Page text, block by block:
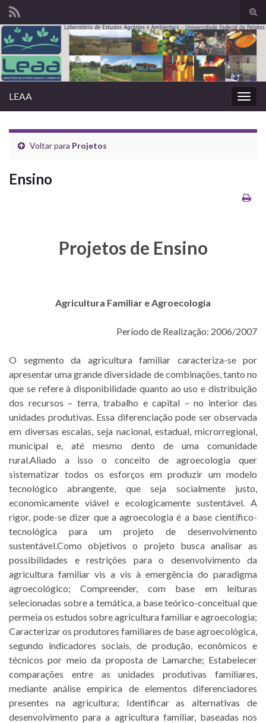
de
Search for:
LEAA
Voltar para Projetos
Ensino
Projetos de Ensino
Agricultura Familiar e Agroecologia
Período de Realização: 2006/2007
O segmento da agricultura familiar caracteriza-se por
apresentar uma grande diversidade de combinações, tanto no
que se refere à disponibilidade quanto ao uso e distribuição
dos recursos – terra, trabalho e capital – no interior das
unidades produtivas. Essa diferenciação pode ser observada
em diversas escalas, seja nacional, estadual, microrregional,
municipal e, até mesmo dento de uma comunidade
rural.Aliado a isso o conceito de agroecologia quer
sistematizar todos os esforços em produzir um modelo
tecnológico abrangente, que seja socialmente justo,
economicamente viável e ecologicamente sustentável. A
rigor, pode-se dizer que a agroecologia é a base científico-
tecnológica para um projeto de desenvolvimento
sustentável.Como objetivos o projeto busca analisar as
possibilidades e restrições para o desenvolvimento da
agricultura familiar vis a vis à emergência do paradigma
agroecológico; Compreender, com base em leituras
selecionadas sobre a temática, a base teórico-conceitual que
permeia os estudos sobre agricultura familiar e agroecologia;
Caracterizar os produtores familiares de base agroecológica,
segundo indicadores sociais, de produção, econômicos e
técnicos por meio da proposta de Lamarche; Estabelecer
comparações entre as unidades produtivas familiares,
mediante análise empírica de elementos diferenciadores
presentes na agricultura; Identificar as alternativas de
desenvolvimento para a agricultura familiar, baseadas nos